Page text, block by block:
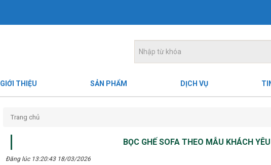
GIỚI THIỆU SẢN PHẨM DỊCH VỤ
Trang chủ
BỌC GHẾ SOFA THEO MẪU KHÁCH
Đăng lúc 13:20:43 18/03/2026